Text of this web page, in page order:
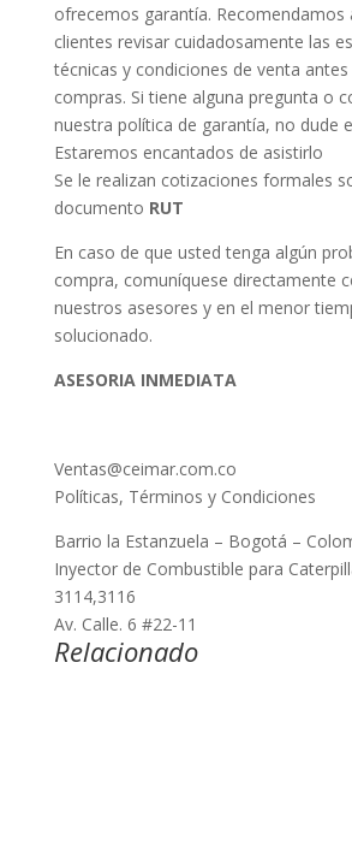
ofrecemos garantía. Recomendamos
clientes revisar cuidadosamente las
técnicas y condiciones de venta
compras. Si tiene alguna pregunta o
nuestra política de garantía, no dude
Estaremos encantados de asistirlo
Se le realizan cotizaciones formales
documento RUT
En caso de que usted tenga algún
compra, comuníquese directamente
nuestros asesores y en el menor
solucionado.
ASESORIA INMEDIATA
Ventas@ceimar.com.co
Políticas, Términos y Condiciones
Barrio la Estanzuela – Bogotá –
Inyector de Combustible para
3114,3116
Av. Calle. 6 #22-11
Relacionado